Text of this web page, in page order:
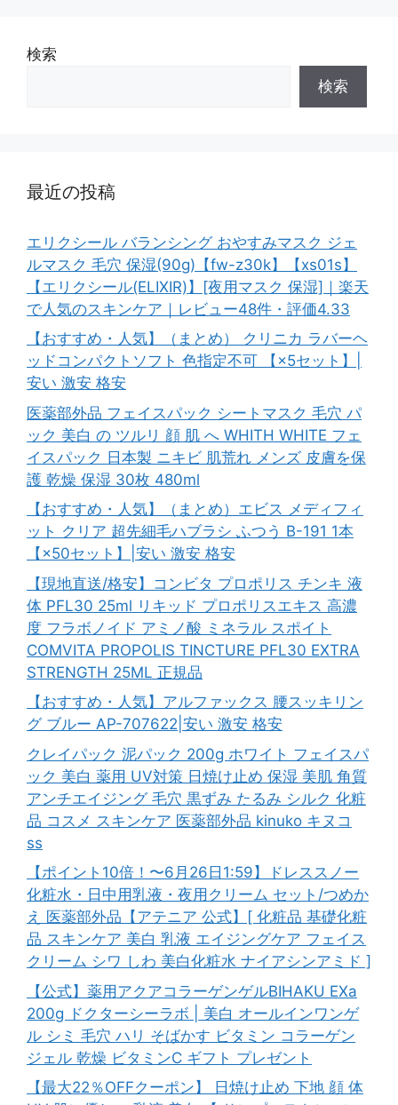
検索
検索
最近の投稿
エリクシール バランシング おやすみマスク ジェ
ルマスク 毛穴 保湿(90g)【fw-z30k】【xs01s】
【エリクシール(ELIXIR)】[夜用マスク 保湿]｜楽天
で人気のスキンケア｜レビュー48件・評価4.33
【おすすめ・人気】（まとめ） クリニカ ラバーヘ
ッドコンパクトソフト 色指定不可 【×5セット】|
安い 激安 格安
医薬部外品 フェイスパック シートマスク 毛穴 パ
ック 美白 の ツルリ 顔 肌 へ WHITH WHITE フェ
イスパック 日本製 ニキビ 肌荒れ メンズ 皮膚を保
護 乾燥 保湿 30枚 480ml
【おすすめ・人気】（まとめ）エビス メディフィ
ット クリア 超先細毛ハブラシ ふつう B-191 1本
【×50セット】|安い 激安 格安
【現地直送/格安】コンビタ プロポリス チンキ 液
体 PFL30 25ml リキッド プロポリスエキス 高濃
度 フラボノイド アミノ酸 ミネラル スポイト
COMVITA PROPOLIS TINCTURE PFL30 EXTRA
STRENGTH 25ML 正規品
【おすすめ・人気】アルファックス 腰スッキリン
グ ブルー AP-707622|安い 激安 格安
クレイパック 泥パック 200g ホワイト フェイスパ
ック 美白 薬用 UV対策 日焼け止め 保湿 美肌 角質
アンチエイジング 毛穴 黒ずみ たるみ シルク 化粧
品 コスメ スキンケア 医薬部外品 kinuko キヌコ
ss
【ポイント10倍！〜6月26日1:59】ドレススノー
化粧水・日中用乳液・夜用クリーム セット/つめか
え 医薬部外品【アテニア 公式】[ 化粧品 基礎化粧
品 スキンケア 美白 乳液 エイジングケア フェイス
クリーム シワ しわ 美白化粧水 ナイアシンアミド ]
【公式】薬用アクアコラーゲンゲルBIHAKU EXa
200g ドクターシーラボ | 美白 オールインワンゲ
ル シミ 毛穴 ハリ そばかす ビタミン コラーゲン
ジェル 乾燥 ビタミンC ギフト プレゼント
【最大22％OFFクーポン】 日焼け止め 下地 顔 体